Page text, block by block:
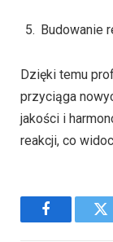
Budowanie
Dzięki temu
przyciąga
jakości i
reakcji, co
Facebook